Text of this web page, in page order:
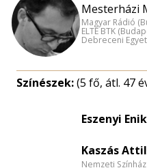
Mesterházi
Magyar Rádió
ELTE BTK
Debreceni
Színészek:(5 fő, átl. 47
Eszenyi
Kaszás
Nemzeti